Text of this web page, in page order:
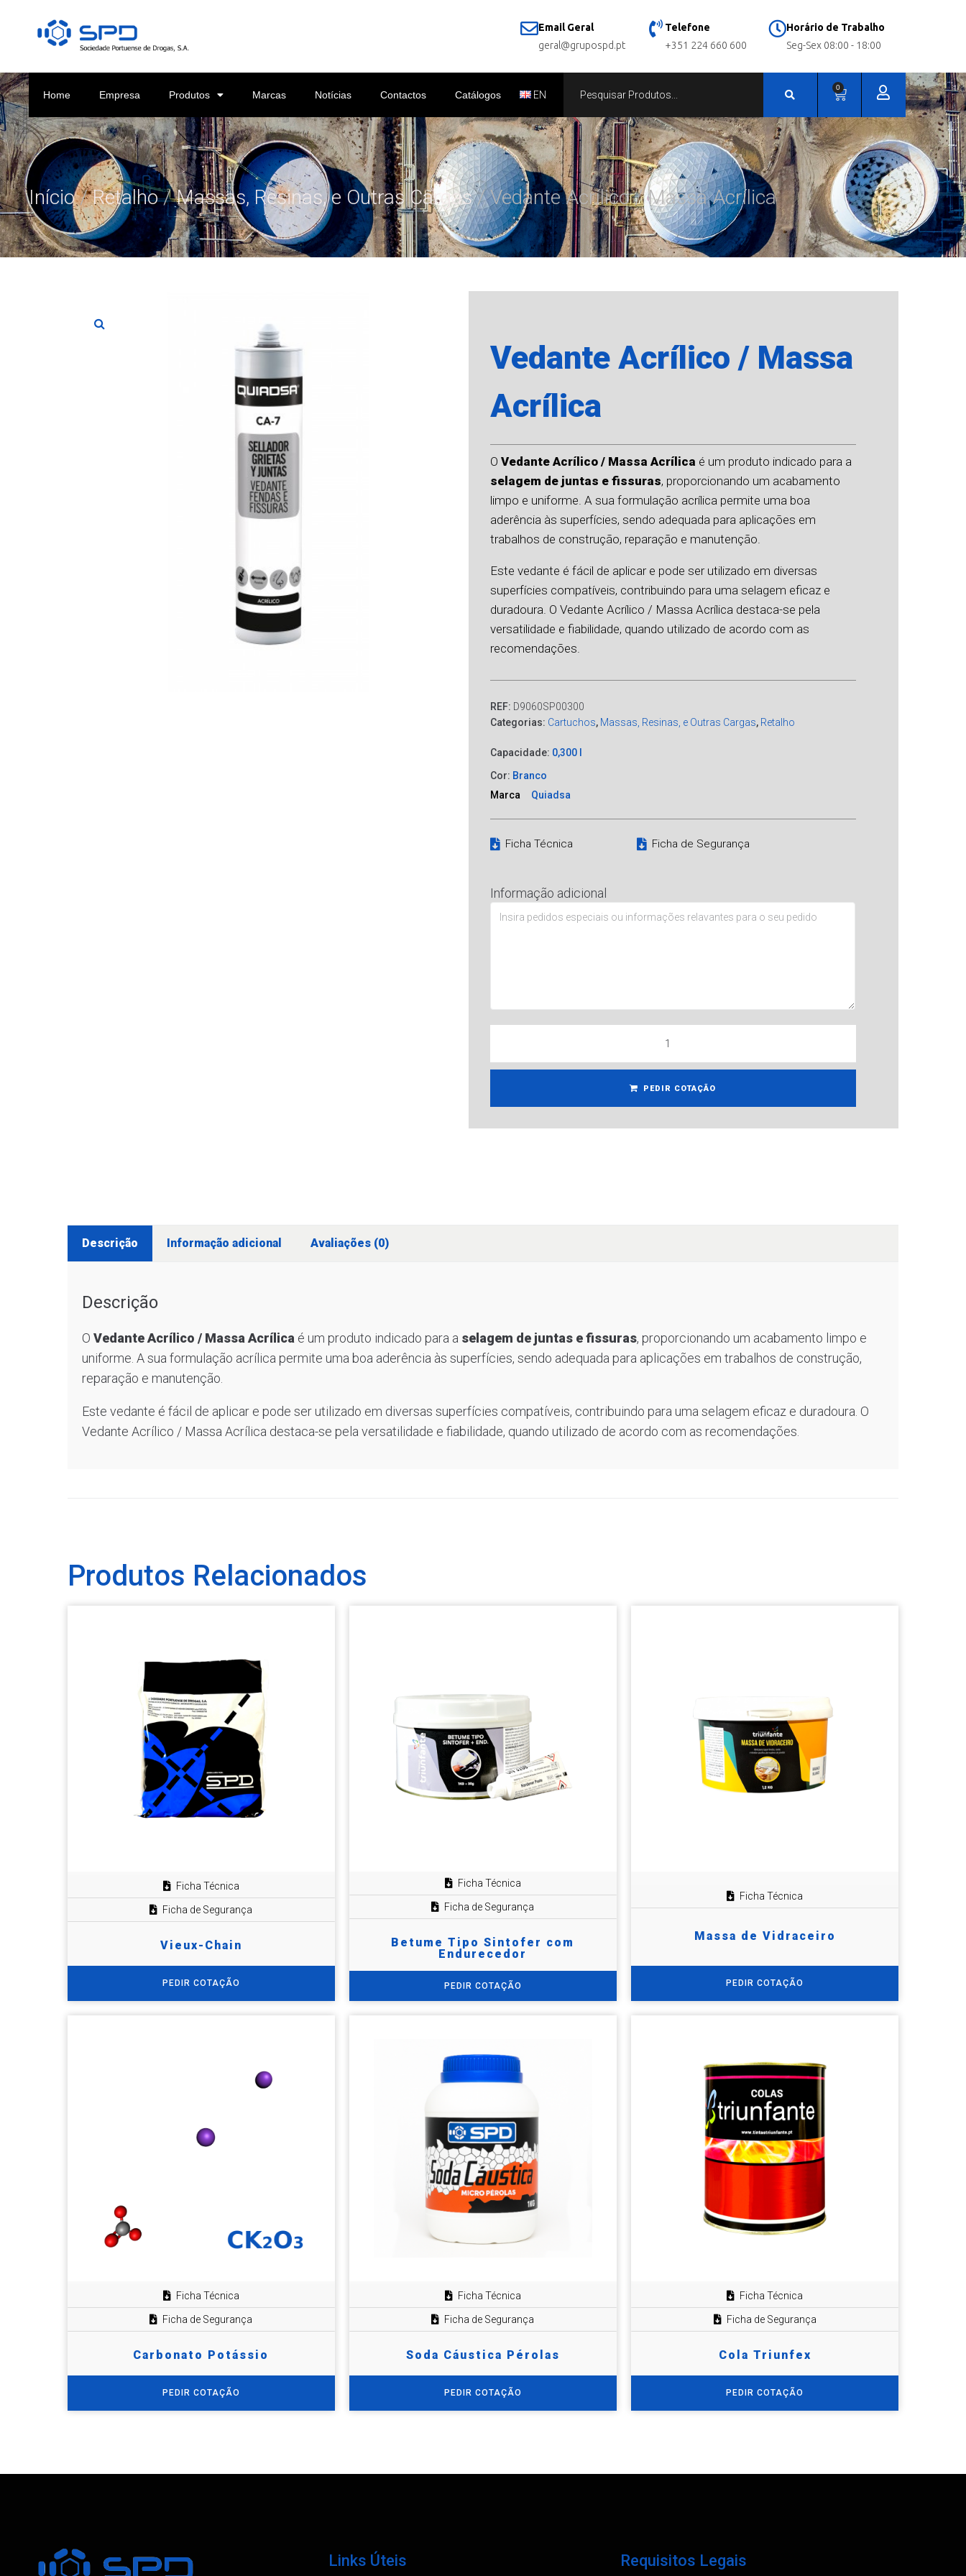
Email Geral
geral@grupospd.pt
Telefone
+351 224 660 600
Horário de Trabalho
Seg-Sex 08:00 - 18:00
Home Empresa Produtos Marcas Notícias Contactos Catálogos EN
0
Início/Retalho/Massas, Resinas, e Outras Cargas/ Vedante Acrílico / Massa Acrílica
Vedante Acrílico / Massa
Acrílica
OVedante Acrílico / Massa Acrílica é um produto indicado para a
selagem de juntas e fissuras, proporcionando um acabamento
limpo e uniforme. A sua formulação acrílica permite uma boa
aderência às superfícies, sendo adequada para aplicações em
trabalhos de construção, reparação e manutenção.
Este vedante é fácil de aplicar e pode ser utilizado em diversas
superfícies compatíveis, contribuindo para uma selagem eficaz e
duradoura. O Vedante Acrílico / Massa Acrílica destaca-se pela
versatilidade e fiabilidade, quando utilizado de acordo com as
recomendações.
REF: D9060SP00300
Categorias: Cartuchos, Massas, Resinas, e Outras Cargas, Retalho
Capacidade: 0,300 l
Cor: Branco
Marca
Quiadsa
Ficha Técnica Ficha de Segurança
Informação adicional
PEDIR COTAÇÃO
Descrição Informação adicional Avaliações (0)
Descrição
O Vedante Acrílico / Massa Acrílica é um produto indicado para a selagem de juntas e fissuras, proporcionando um acabamento limpo e
uniforme. A sua formulação acrílica permite uma boa aderência às superfícies, sendo adequada para aplicações em trabalhos de construção,
reparação e manutenção.
Este vedante é fácil de aplicar e pode ser utilizado em diversas superfícies compatíveis, contribuindo para uma selagem eficaz e duradoura. O
Vedante Acrílico / Massa Acrílica destaca-se pela versatilidade e fiabilidade, quando utilizado de acordo com as recomendações.
Produtos Relacionados
Ficha Técnica
Ficha de Segurança
Vieux-Chain
PEDIR COTAÇÃO
Ficha Técnica
Ficha de Segurança
Betume Tipo Sintofer com
Endurecedor
PEDIR COTAÇÃO
Ficha Técnica
Massa de Vidraceiro
PEDIR COTAÇÃO
Ficha Técnica
Ficha de Segurança
Carbonato Potássio
PEDIR COTAÇÃO
Ficha Técnica
Ficha de Segurança
Soda Cáustica Pérolas
PEDIR COTAÇÃO
Ficha Técnica
Ficha de Segurança
Cola Triunfex
PEDIR COTAÇÃO
Links Úteis Requisitos Legais